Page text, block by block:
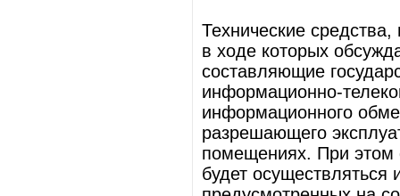
Технические
в ходе которых
составляющие
информационно-
информационного
разрешающего
помещениях. При этом
будет осуществляться